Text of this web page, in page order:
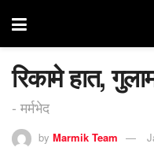
रिकामे हात,
- मर्मभेद
by Marmik Team